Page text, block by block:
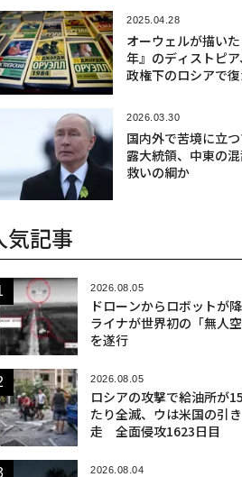
2025.04.28
オーウェルが描い
年』のディストピ
政権下のロシアで
2026.03.30
国内外で苦境に立
露大統領、中東の
救いの綱か
気記事
2026.08.05
ドローンからロボットが
ライナが世界初の「無人空
を遂行
2026.08.05
ロシアの攻撃で給油所が
たり全滅、ウは米国の引
走 全面侵攻1623日目
2026.08.04